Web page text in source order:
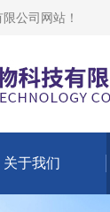
限公司网站 ！
关于我们